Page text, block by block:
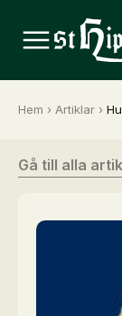
Hem › Artiklar ›
Gå till alla